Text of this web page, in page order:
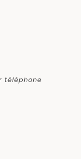
téléphone